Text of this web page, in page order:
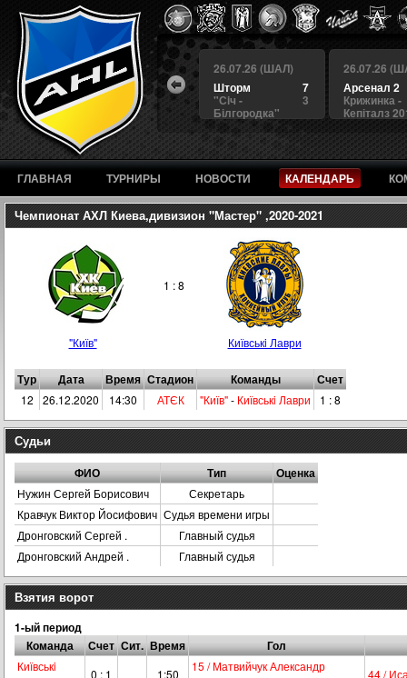
4
4
26.07.26 (ШАЛ)
3
БЕРКУТ
1
Альянс
26.07.26 (ШАЛ)
7
Шторм
3
"Сiч -
Білгородка"
26.07.26
Арсенал 2
Крижинка -
Кепіталз
ГЛАВНАЯ ТУРНИРЫ НОВОСТИ КАЛЕНДАРЬ
Чемпионат АХЛ Киева,дивизион "Мастер" ,2020-2021
1 : 8
"Київ" Київськi Лаври
Тур Дата Время Стадион Команды Счет
12 26.12.2020 14:30 АТЄК "Київ"- Київськi Лаври 1 : 8
Судьи
ФИО Тип Оценка
Нужин Сергей Борисович
Секретарь
Кравчук Виктор Йосифович Судья времени игры
Дронговский Сергей .
Главный судья
Дронговский Андрей .
Главный судья
Взятия ворот
1-ый период
Команда
Счет Сит. Время Гол
Київськi
0 : 1 1:50
15 / Матвийчук Александр
44 /